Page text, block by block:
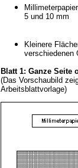
5 und 10 mm
Kleinere
verschiedenen
Blatt 1: Ganze Seite
(Das Vorschaubild
Arbeitsblattvorlage)